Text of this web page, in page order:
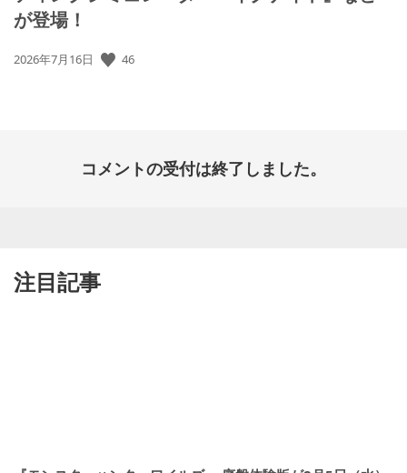
が登場！
公
2026年7月16日 46
コメントの受付は終了しました。
注目記事